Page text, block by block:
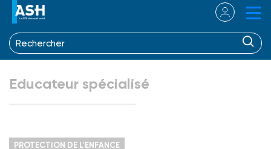
Educateur spécialisé
PROTECTION DE L'ENFANCE